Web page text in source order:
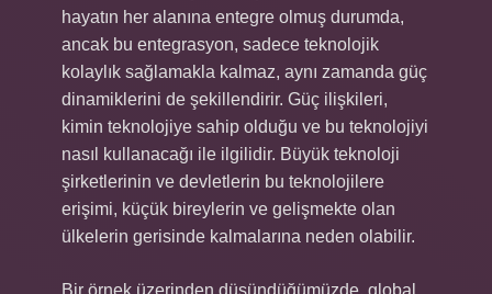
hayatın her alanına entegre olmuş durumda,
ancak bu entegrasyon, sadece teknolojik
kolaylık sağlamakla kalmaz, aynı zamanda güç
dinamiklerini de şekillendirir. Güç ilişkileri,
kimin teknolojiye sahip olduğu ve bu teknolojiyi
nasıl kullanacağı ile ilgilidir. Büyük teknoloji
şirketlerinin ve devletlerin bu teknolojilere
erişimi, küçük bireylerin ve gelişmekte olan
ülkelerin gerisinde kalmalarına neden olabilir.
Bir örnek üzerinden düşündüğümüzde, global